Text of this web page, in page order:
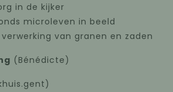
in de kijker
microleven in beeld
van granen en zaden
(Bénédicte)